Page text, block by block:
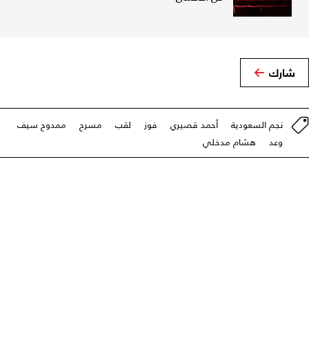
شارك
نجم السعودية أحمد قصيري فوز لقب مسرح
ممدوح سيف
وعد
هشام مدخلي